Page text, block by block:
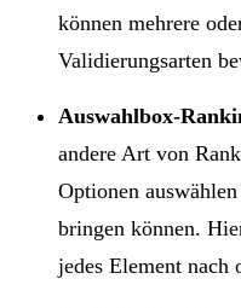
können mehrere
Validierungsarten
Auswahlbox-
andere Art von
Optionen
bringen können.
jedes Element nach